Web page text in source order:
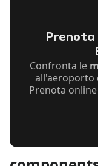
Confronta le
all'aeroporto
Prenota